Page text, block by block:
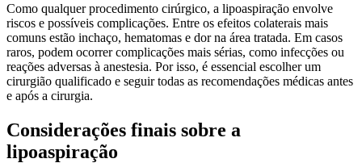
Como qualquer procedimento cirúrgico, a lipoaspiração envolve
riscos e possíveis complicações. Entre os efeitos colaterais mais
comuns estão inchaço, hematomas e dor na área tratada. Em casos
raros, podem ocorrer complicações mais sérias, como infecções ou
reações adversas à anestesia. Por isso, é essencial escolher um
cirurgião qualificado e seguir todas as recomendações médicas antes
e após a cirurgia.
Considerações finais sobre a
lipoaspiração